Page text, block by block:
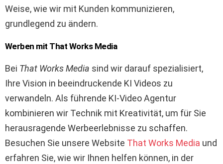
Weise, wie wir mit Kunden kommunizieren,
grundlegend zu ändern.
Werben mit That Works Media
Bei That Works Media sind wir darauf spezialisiert,
Ihre Vision in beeindruckende KI Videos zu
verwandeln. Als führende KI-Video Agentur
kombinieren wir Technik mit Kreativität, um für Sie
herausragende Werbeerlebnisse zu schaffen.
Besuchen Sie unsere Website That Works Media und
erfahren Sie, wie wir Ihnen helfen können, in der